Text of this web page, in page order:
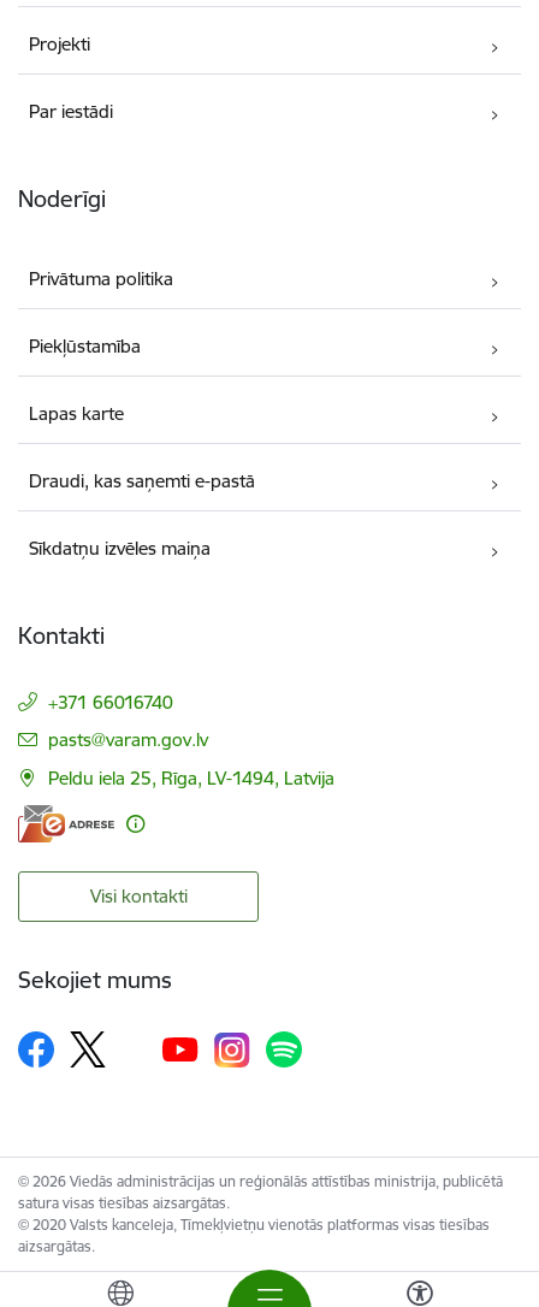
Projekti
Par iestādi
Noderīgi
Privātuma politika
Piekļūstamība
Lapas karte
Draudi, kas saņemti e-pastā
Sīkdatņu izvēles maiņa
Kontakti
+371 66016740
E-pasts:
pasts@varam.gov.lv
Peldu iela 25, Rīga, LV-1494, Latvija
Visi kontakti
Sekojiet mums
© 2026 Viedās administrācijas un reģionālās attīstības ministrija, publicētā
satura visas tiesības aizsargātas.
© 2020 Valsts kanceleja, Tīmekļvietņu vienotās platformas visas tiesības
aizsargātas.